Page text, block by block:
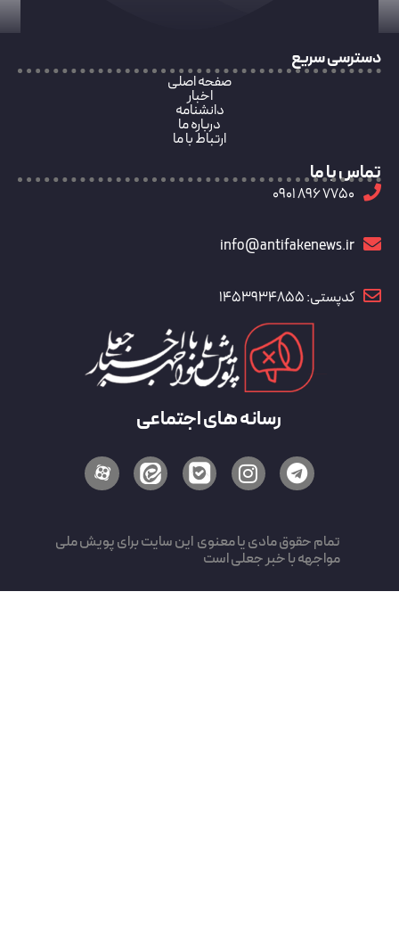
رسانه های اجتماعی
مادی یا معنوی این سایت برای پویش ملی
با خبر جعلی است